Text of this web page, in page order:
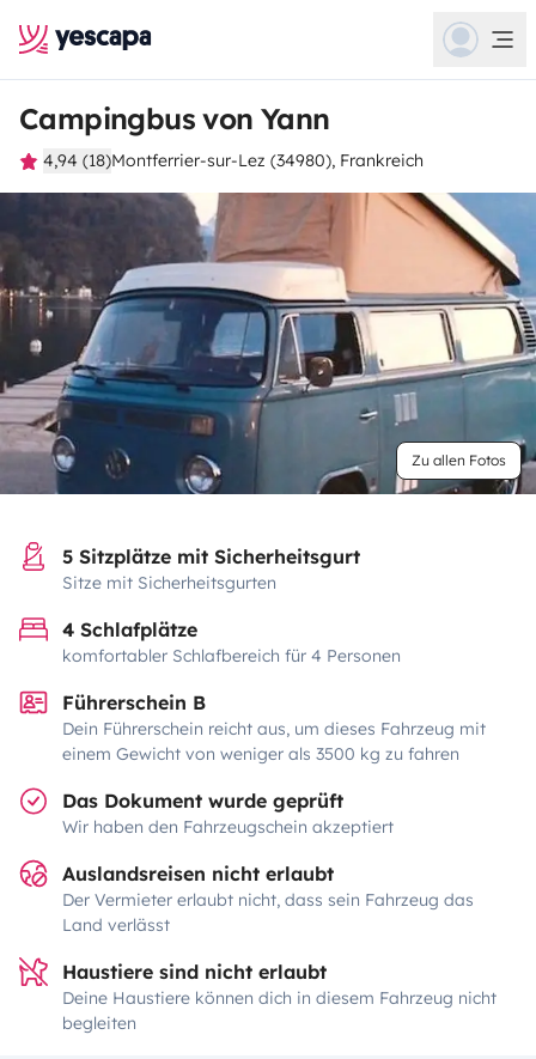
Campingbus von Yann
4,94 (18)Montferrier-sur-Lez (34980), Frankreich
Zu allen Fotos
5 Sitzplätze mit Sicherheitsgurt
Sitze mit Sicherheitsgurten
4 Schlafplätze
komfortabler Schlafbereich für 4 Personen
Führerschein B
Dein Führerschein reicht aus, um dieses Fahrzeug mit
einem Gewicht von weniger als 3500 kg zu fahren
Das Dokument wurde geprüft
Wir haben den Fahrzeugschein akzeptiert
Auslandsreisen nicht erlaubt
Der Vermieter erlaubt nicht, dass sein Fahrzeug das
Land verlässt
Haustiere sind nicht erlaubt
Deine Haustiere können dich in diesem Fahrzeug nicht
begleiten